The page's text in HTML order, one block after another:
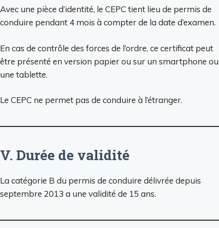
Avec une pièce d’identité, le CEPC tient lieu de permis de
conduire pendant 4 mois à compter de la date d’examen.
En cas de contrôle des forces de l’ordre, ce certificat peut
être présenté en version papier ou sur un smartphone ou
une tablette.
Le CEPC ne permet pas de conduire à l’étranger.
V. Durée de validité
La catégorie B du permis de conduire délivrée depuis
septembre 2013 a une validité de 15 ans.